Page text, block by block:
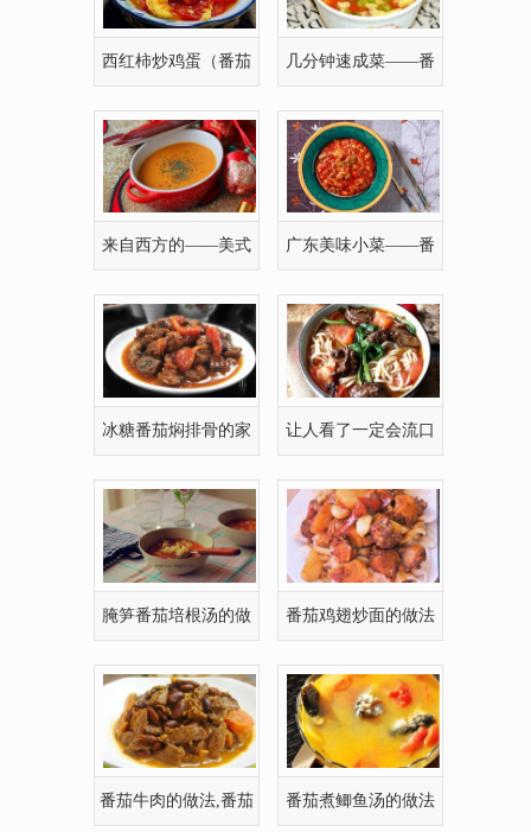
西红柿炒鸡蛋（番茄 几分钟速成菜——番
来自西方的——美式 广东美味小菜——番
冰糖番茄焖排骨的家 让人看了一定会流口
腌笋番茄培根汤的做 番茄鸡翅炒面的做法
番茄牛肉的做法,番茄 番茄煮鲫鱼汤的做法